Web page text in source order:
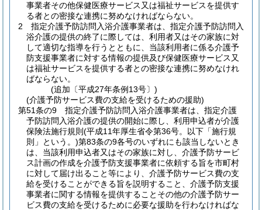
事業者その他保健医療サービス又は福祉サービスを提供す
る者との密接な連携に努めなければならない。
2
指定介護予防訪問入浴介護事業者は、指定介護予防訪問入
浴介護の提供の終了に際しては、利用者又はその家族に対
して適切な指導を行うとともに、当該利用者に係る介護予
防支援事業者に対する情報の提供及び保健医療サービス又
は福祉サービスを提供する者との密接な連携に努めなけれ
ばならない。
(追加〔平成27年条例13号〕)
(介護予防サービス費の支給を受けるための援助)
第51条の9
指定介護予防訪問入浴介護事業者は、指定介護
予防訪問入浴介護の提供の開始に際し、利用申込者が介護
保険法施行規則 (平成11年厚生省令第36号。以下「施行規
則」という。)第83条の9各号のいずれにも該当しないとき
は、当該利用申込者又はその家族に対し、介護予防サービ
ス計画の作成を介護予防支援事業者に依頼する旨を市町村
に対して届け出ること等により、介護予防サービス費の支
給を受けることができる旨を説明すること、介護予防支援
事業者に関する情報を提供することその他の介護予防サー
ビス費の支給を受けるために必要な援助を行わなければな